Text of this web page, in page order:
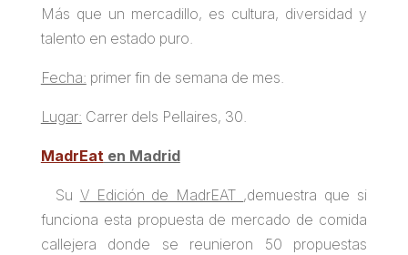
Más que un mercadillo, es cultura, diversidad y
talento en estado puro.
Fecha: primer fin de semana de mes.
Lugar: Carrer dels Pellaires, 30.
MadrEaten Madrid
Su V Edición de MadrEAT ,demuestra que si
funciona esta propuesta de mercado de comida
callejera donde se reunieron 50 propuestas